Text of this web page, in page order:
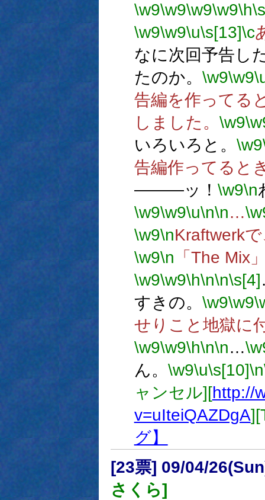
\w9\w9\w9\w9\h
\w9\w9\u\s[13]\c
なに次回予告し
たのか。 \w9\w9
告編を作ってる
しました。 \w9
いろいろと。 \w9
告編作ってると
―――ッ！ \w9\n
\w9\w9\u\n\n…
\w9\nKraftwerk
\w9\n 「The Mix
\w9\w9\h\n\n\s[4]
すきの。 \w9\w9
せりこと地獄に
\w9\w9\h\n\n…
ん。 \w9\u\s[10]\n
ャンセル][http://
v=uIteiQAZDgA
グ】
[23票] 09/04/
さくら]